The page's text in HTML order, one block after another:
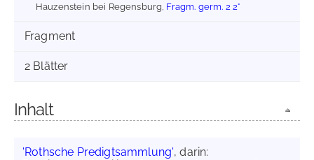
Hauzenstein bei Regensburg, Fragm. germ. 2 2°
Fragment
2 Blätter
Inhalt
'Rothsche Predigtsammlung', darin: